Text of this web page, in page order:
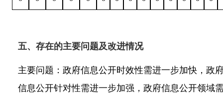
五、存在的主要问题及改进情况
主要问题：政府信息公开时效性需进一步加快，政
信息公开针对性需进一步加强，政府信息公开领域